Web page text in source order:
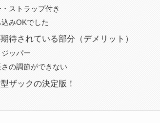
ストラップ付き
みOKでした
待されている部分（デメリット）
ッパー
の調節ができない
ザックの決定版！